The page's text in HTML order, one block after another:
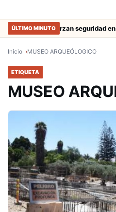
ÚLTIMO MINUTORefuerzan seguridad en
Inicio MUSEO ARQUEÓLOGICO
ETIQUETA
MUSEO